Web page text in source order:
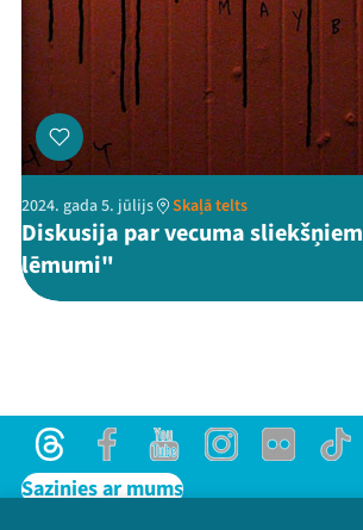
Kontakti
ThreadsFacebookYoutube
X
2024. gada 5. jūlijs Skaļā telts
Diskusija par vecuma
lēmumi"
ThreadsFacebookYoutubeInstagram
Flick
Sazinies ar mums